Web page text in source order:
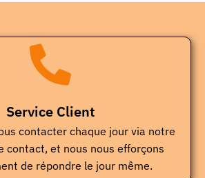
Service Client
contacter chaque jour via notre
contact, et nous nous efforçons
de répondre le jour même.